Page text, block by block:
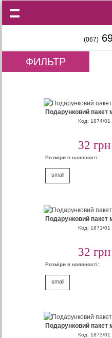
(067)
ФИЛЬТР
Подарунковий пакет
Код: 1874/01
32 грн
Розміри в наявності:
small
Подарунковий пакет
Код: 1871/01
32 грн
Розміри в наявності:
small
Подарунковий пакет
Код: 1873/01